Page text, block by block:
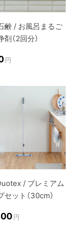
鹸 / お風呂まるご
剤（2回分）
円
/ プレミアム
セット（30cm）
円